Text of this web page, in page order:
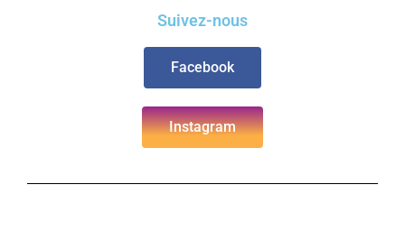
Suivez-nous
Facebook
Instagram